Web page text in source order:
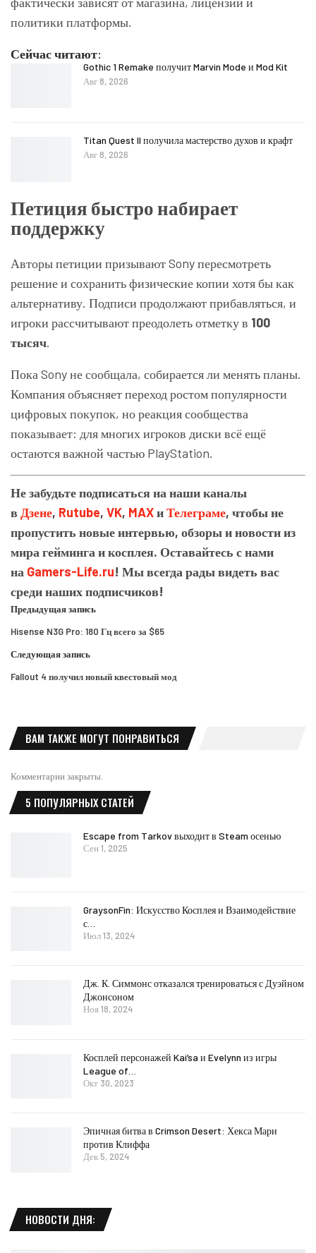
политики платформы.
Сейчас читают:
Gothic 1 Remake получит Marvin Mode и Mod Kit
Авг 8, 2026
Titan Quest II получила мастерство духов и крафт
Авг 8, 2026
Петиция быстро набирает
поддержку
Авторы петиции призывают Sony пересмотреть
решение и сохранить физические копии хотя бы как
альтернативу. Подписи продолжают прибавляться, и
игроки рассчитывают преодолеть отметку в 100
тысяч.
Пока Sony не сообщала, собирается ли менять планы.
Компания объясняет переход ростом популярности
цифровых покупок, но реакция сообщества
показывает: для многих игроков диски всё ещё
остаются важной частью PlayStation.
Не забудьте подписаться на наши каналы
в Дзене, Rutube, VK, MAXиТелеграме, чтобы не
пропустить новые интервью, обзоры и новости из
мира гейминга и косплея. Оставайтесь с нами
на Gamers-Life.ru! Мы всегда рады видеть вас
среди наших подписчиков!
Предыдущая запись
Hisense N3G Pro: 180 Гц всего за $65
Следующая запись
Fallout 4 получил новый квестовый мод
ВАМ ТАКЖЕ МОГУТ ПОНРАВИТЬСЯ
Комментарии закрыты.
5 ПОПУЛЯРНЫХ СТАТЕЙ
Escape from Tarkov выходит в Steam осенью
Сен 1, 2025
GraysonFin: Искусство Косплея и Взаимодействие
с…
Июл 13, 2024
Дж. К. Симмонс отказался тренироваться с Дуэйном
Джонсоном
Ноя 18, 2024
Косплей персонажей Kai’sa и Evelynn из игры
League of…
Окт 30, 2023
Эпичная битва в Crimson Desert: Хекса Мари
против Клиффа
Дек 5, 2024
НОВОСТИ ДНЯ: